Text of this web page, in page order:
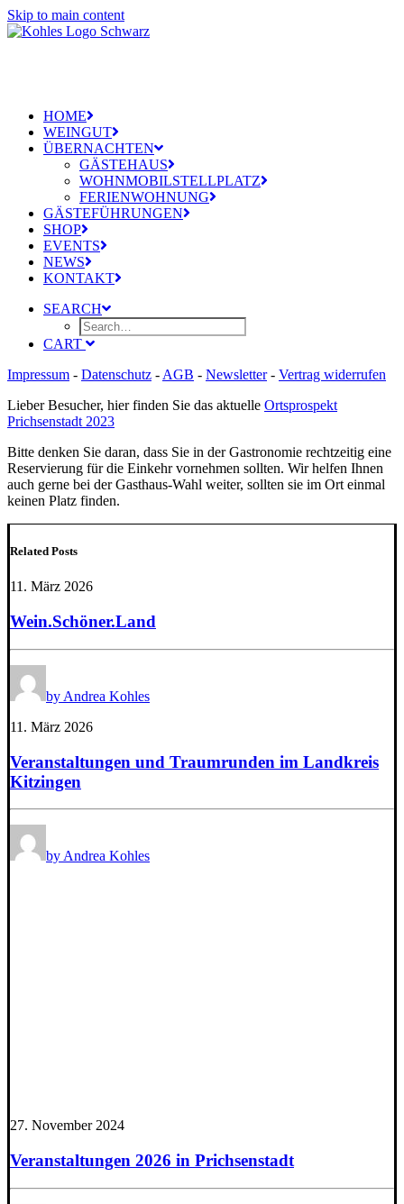
Skip to main content
HOME
WEINGUT
ÜBERNACHTEN
GÄSTEHAUS
WOHNMOBILSTELLPLATZ
FERIENWOHNUNG
GÄSTEFÜHRUNGEN
SHOP
EVENTS
NEWS
KONTAKT
SEARCH
CART
Impressum - Datenschutz - AGB - Newsletter- Vertrag widerrufen
Lieber Besucher, hier finden Sie das aktuelle Ortsprospekt
Prichsenstadt 2023
Bitte denken Sie daran, dass Sie in der Gastronomie rechtzeitig eine
Reservierung für die Einkehr vornehmen sollten. Wir helfen Ihnen
auch gerne bei der Gasthaus-Wahl weiter, sollten sie im Ort einmal
keinen Platz finden.
Related Posts
11. März 2026
Wein.Schöner.Land
by Andrea Kohles
11. März 2026
Veranstaltungen und Traumrunden im Landkreis
Kitzingen
by Andrea Kohles
27. November 2024
Veranstaltungen 2026 in Prichsenstadt